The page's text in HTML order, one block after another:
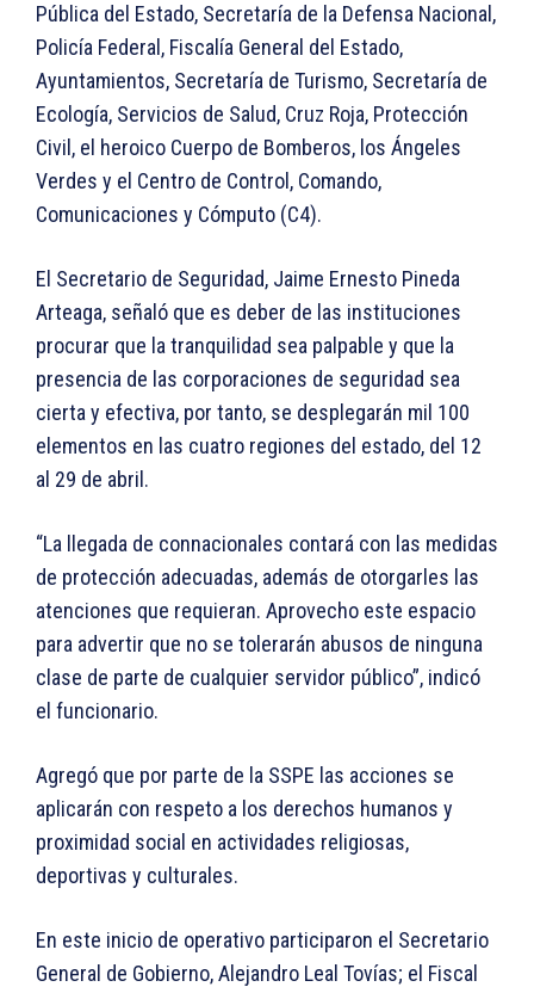
Pública del Estado, Secretaría de la Defensa Nacional,
Policía Federal, Fiscalía General del Estado,
Ayuntamientos, Secretaría de Turismo, Secretaría de
Ecología, Servicios de Salud, Cruz Roja, Protección
Civil, el heroico Cuerpo de Bomberos, los Ángeles
Verdes y el Centro de Control, Comando,
Comunicaciones y Cómputo (C4).
El Secretario de Seguridad, Jaime Ernesto Pineda
Arteaga, señaló que es deber de las instituciones
procurar que la tranquilidad sea palpable y que la
presencia de las corporaciones de seguridad sea
cierta y efectiva, por tanto, se desplegarán mil 100
elementos en las cuatro regiones del estado, del 12
al 29 de abril.
“La llegada de connacionales contará con las medidas
de protección adecuadas, además de otorgarles las
atenciones que requieran. Aprovecho este espacio
para advertir que no se tolerarán abusos de ninguna
clase de parte de cualquier servidor público”, indicó
el funcionario.
Agregó que por parte de la SSPE las acciones se
aplicarán con respeto a los derechos humanos y
proximidad social en actividades religiosas,
deportivas y culturales.
En este inicio de operativo participaron el Secretario
General de Gobierno, Alejandro Leal Tovías; el Fiscal